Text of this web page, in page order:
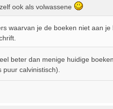
ook als volwassene
waarvan je de boeken niet aan
beter dan menige huidige boeken.
calvinistisch).